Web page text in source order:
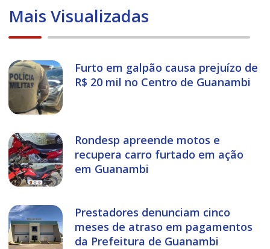
Mais Visualizadas
Furto em galpão causa prejuízo de
R$ 20 mil no Centro de Guanambi
Rondesp apreende motos e
recupera carro furtado em ação
em Guanambi
Prestadores denunciam cinco
meses de atraso em pagamentos
da Prefeitura de Guanambi